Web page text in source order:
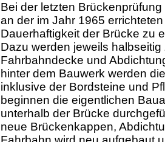
Bei der letzten
an der im Jahr 1965
Dauerhaftigkeit der Brücke zu
Dazu werden jeweils
Fahrbahndecke und
hinter dem Bauwerk werden
inklusive der Bordsteine und
beginnen die eigentlichen
unterhalb der Brücke
neue Brückenkappen,